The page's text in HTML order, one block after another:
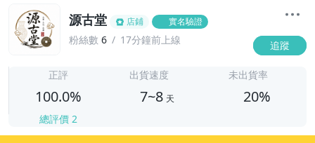
源古堂 店鋪 實名驗證
粉絲數 6 17分鐘前上線 追蹤
正評
100.0%
總評價 2
出貨速度
7~8 天
未出貨率
20%